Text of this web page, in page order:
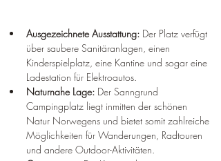
Ausgezeichnete Ausstattung: Der Platz verfügt
über saubere Sanitäranlagen, einen
Kinderspielplatz, eine Kantine und sogar eine
Ladestation für Elektroautos.
Naturnahe Lage: Der Sanngrund
Campingplatz liegt inmitten der schönen
Natur Norwegens und bietet somit zahlreiche
Möglichkeiten für Wanderungen, Radtouren
und andere Outdoor-Aktivitäten.